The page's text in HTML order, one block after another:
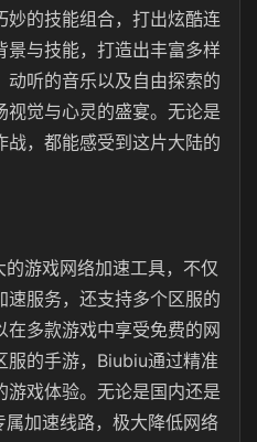
的技能组合，打出炫酷连
景与技能，打造出丰富多样
动听的音乐以及自由探索的
觉与心灵的盛宴。无论是
战，都能感受到这片大陆的
游戏网络加速工具，不仅
速服务，还支持多个区服的
多款游戏中享受免费的网
服的手游，Biubiu通过精准
游戏体验。无论是国内还是
属加速线路，极大降低网络